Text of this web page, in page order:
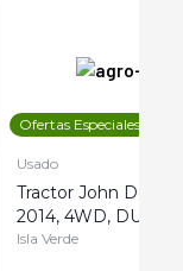
Ofertas Especiales
Usado
Tractor John Deere
2014, 4WD, DUAL
Isla Verde